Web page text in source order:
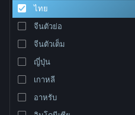
ฝ่ายสนับสนุน
เปลี่ยนภาษา
รับแอป Steam แบบพกพา
ชมเว็บไซต์สำหรับเดสก์ท็อป
ไทย
จีนตัวย่อ
จีนตัวเต็ม
ญี่ปุ่น
เกาหลี
อาหรับ
จัดเรียงตาม
0 ผลลัพธ์ตรงกับที่คุณค้นหา 2 ผลิตภัณฑ์
แต่งของคุณ